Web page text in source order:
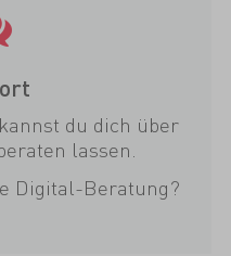
du dich über
lassen.
Digital-Beratung?